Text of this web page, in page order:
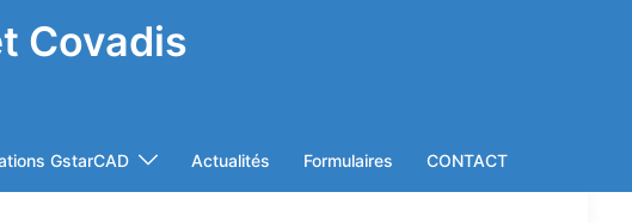
Covadis
GstarCAD Actualités Formulaires CONTACT